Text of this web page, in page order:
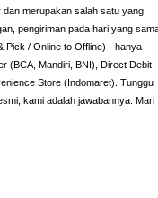
merupakan salah satu yang
pengiriman pada hari yang
Pick / Online to Offline) - hanya
(BCA, Mandiri, BNI), Direct Debit
Store (Indomaret). Tunggu
kami adalah jawabannya. Mari